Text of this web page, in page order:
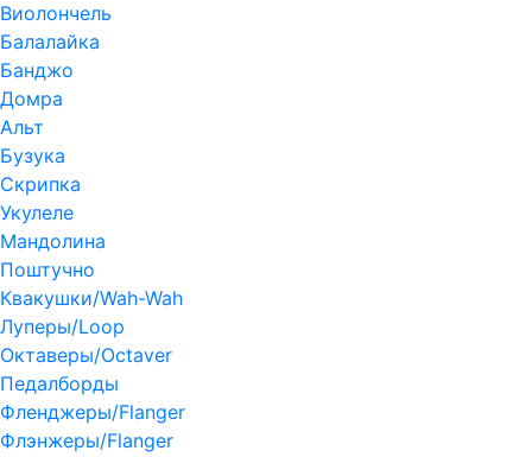
Виолончель
Балалайка
Банджо
Домра
Альт
Бузука
Скрипка
Укулеле
Мандолина
Поштучно
Квакушки/Wah-Wah
Луперы/Loop
Октаверы/Octaver
Педалборды
Фленджеры/Flanger
Флэнжеры/Flanger